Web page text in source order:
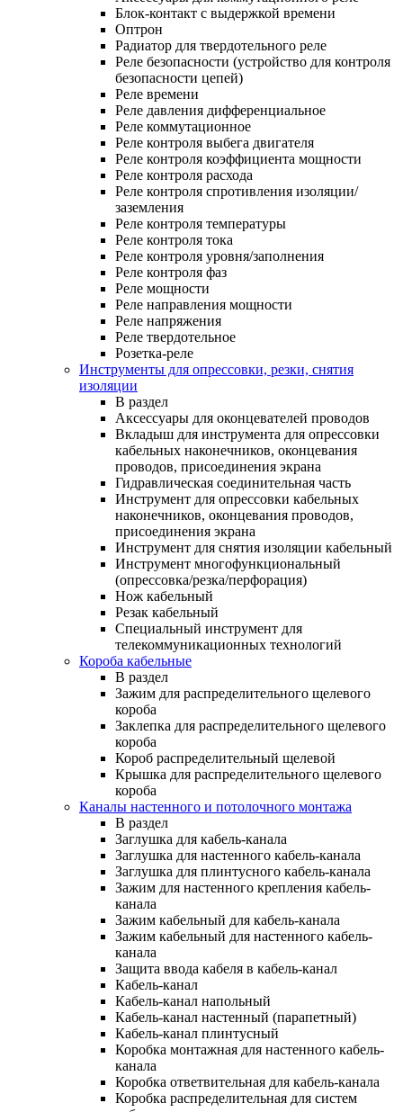
Блок-контакт с выдержкой времени
Оптрон
Радиатор для твердотельного реле
Реле безопасности (устройство для контроля
безопасности цепей)
Реле времени
Реле давления дифференциальное
Реле коммутационное
Реле контроля выбега двигателя
Реле контроля коэффициента мощности
Реле контроля расхода
Реле контроля спротивления изоляции/
заземления
Реле контроля температуры
Реле контроля тока
Реле контроля уровня/заполнения
Реле контроля фаз
Реле мощности
Реле направления мощности
Реле напряжения
Реле твердотельное
Розетка-реле
Инструменты для опрессовки, резки, снятия
изоляции
В раздел
Аксессуары для оконцевателей проводов
Вкладыш для инструмента для опрессовки
кабельных наконечников, оконцевания
проводов, присоединения экрана
Гидравлическая соединительная часть
Инструмент для опрессовки кабельных
наконечников, оконцевания проводов,
присоединения экрана
Инструмент для снятия изоляции кабельный
Инструмент многофункциональный
(опрессовка/резка/перфорация)
Нож кабельный
Резак кабельный
Специальный инструмент для
телекоммуникационных технологий
Короба кабельные
В раздел
Зажим для распределительного щелевого
короба
Заклепка для распределительного щелевого
короба
Короб распределительный щелевой
Крышка для распределительного щелевого
короба
Каналы настенного и потолочного монтажа
В раздел
Заглушка для кабель-канала
Заглушка для настенного кабель-канала
Заглушка для плинтусного кабель-канала
Зажим для настенного крепления кабель-
канала
Зажим кабельный для кабель-канала
Зажим кабельный для настенного кабель-
канала
Защита ввода кабеля в кабель-канал
Кабель-канал
Кабель-канал напольный
Кабель-канал настенный (парапетный)
Кабель-канал плинтусный
Коробка монтажная для настенного кабель-
канала
Коробка ответвительная для кабель-канала
Коробка распределительная для систем